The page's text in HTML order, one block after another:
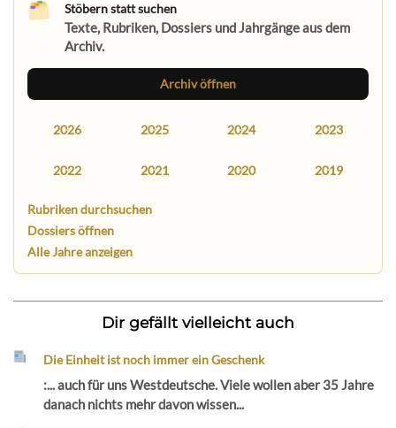
Stöbern statt suchen
Texte, Rubriken, Dossiers und Jahrgänge aus dem
Archiv.
Archiv öffnen
2026 2025 2024 2023
2022 2021 2020 2019
Rubriken durchsuchen
Dossiers öffnen
Alle Jahre anzeigen
Dir gefällt vielleicht auch
Die Einheit ist noch immer ein Geschenk
:... auch für uns Westdeutsche. Viele wollen aber 35 Jahre
danach nichts mehr davon wissen...